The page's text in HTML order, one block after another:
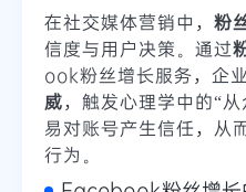
在社交媒体营销中， 粉
信度与用户决策。通过
ook粉丝增长服务，企
威，触发心理学中的“
易对账号产生信任，从
行为。